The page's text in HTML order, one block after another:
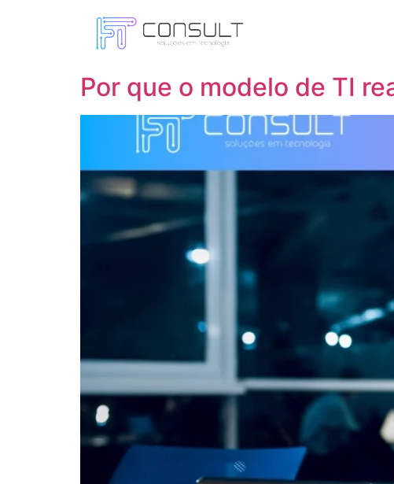
Tag:modelo break-fix
Por que o modelo de TI